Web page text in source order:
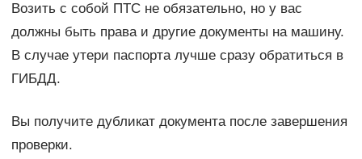
Возить с собой ПТС не обязательно, но у вас
должны быть права и другие документы на машину.
В случае утери паспорта лучше сразу обратиться в
ГИБДД.
Вы получите дубликат документа после завершения
проверки.